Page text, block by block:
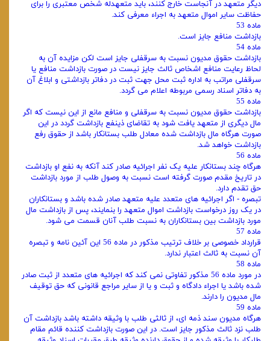
دیگر متعهد در آنجاست خارج کنند، باید متعهدله شخص معتبری را برای
حفاظت سایر اموال متعهد به اجراء معرفی کند.
ماده 53
بازداشت منافع جایز است.
ماده 54
بازداشت حقوق مدیون نسبت به سرقفلی جایز است لکن مزایده آن به
لحاظ رعایت منافع اشخاص ثالث جایز نیست در صورت بازداشت منافع یا
سرقفلی مراتب به اداره ثبت محل جهت ثبت در دفاتر بازداشتی و ابلاغ آن
به دفاتر اسناد رسمی مربوطه اعلام می‌ گردد.
ماده 55
بازداشت حقوق مدیون نسبت به سرقفلی و منافع مانع از این نیست که اگر
مال دیگری از متعهد یافت شود به تقاضای ذینفع بازداشت گردد در این
صورت هرگاه مال بازداشت شده معادل طلب بستانکار باشد از حقوق رفع
بازداشت خواهد شد.
ماده 56
هرگاه چند بستانکار علیه یک نفر اجرائیه صادر کند آنکه به نفع او بازداشت
در تاریخ مقدم صورت گرفته است نسبت به وصول طلب از مورد بازداشت
حق تقدم دارد.
تبصره - اگر اجرائیه‌ های متعدد علیه متعهد صادر شده باشد و بستانکاران
در یک روز درخواست بازداشت اموال متعهد را بنمایند، پس از بازداشت مال
مورد بازداشت بین بستانکاران به نسبت طلب آنان قسمت می‌ شود.
ماده 57
قرارداد خصوصی بر خلاف ترتیب مذکور در ماده 56 این آئین‌ نامه و تبصره
آن نسبت به ثالث اعتبار ندارد.
ماده 58
در مورد ماده 56 مذکور تفاوتی نمی‌ کند که اجرائیه‌ های متعدد از ثبت صادر
شده باشد یا اجراء دادگاه و ثبت و یا از سایر مراجع قانونی که حق توقیف
مال مدیون را دارند.
ماده 59
هرگاه مدیون سند ذمه‌ ای، از ثالثی طلب با وثیقه داشته باشد بازداشت آن
طلب نزد ثالث مذکور جایز است. در این صورت بازداشت کننده قائم‌ مقام